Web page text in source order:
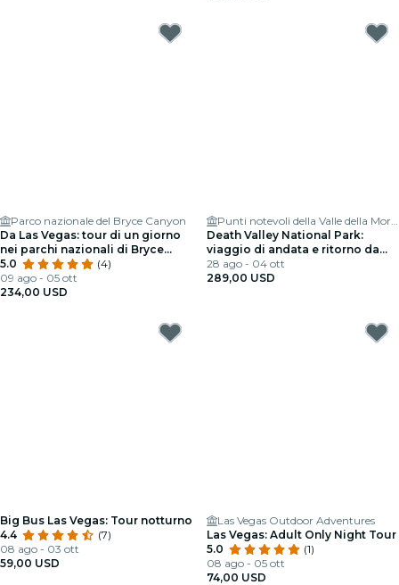
Parco nazionale del Bryce Canyon
Da Las Vegas: tour di un giorno
nei parchi nazionali di Bryce
Canyon e Zion con pranzo
5.0
(4)
09 ago - 05 ott
234,00 USD
Punti notevoli della Valle della Morte
Death Valley National Park:
viaggio di andata e ritorno da
Las Vegas
28 ago - 04 ott
289,00 USD
Big Bus Las Vegas: Tour notturno
4.4
(7)
08 ago - 03 ott
59,00 USD
Las Vegas Outdoor Adventures
Las Vegas: Adult Only Night Tour
5.0
(1)
08 ago - 05 ott
74,00 USD